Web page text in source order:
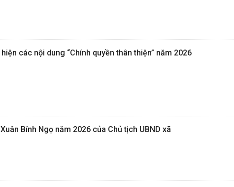
các nội dung “Chính quyền thân thiện” năm 2026
Bính Ngọ năm 2026 của Chủ tịch UBND xã